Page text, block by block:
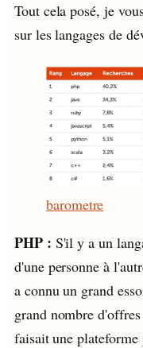
Tout cela posé, je
sur les langages de
barometre
PHP : S'il y a un
d'une personne à
a connu un grand
grand nombre
faisait une